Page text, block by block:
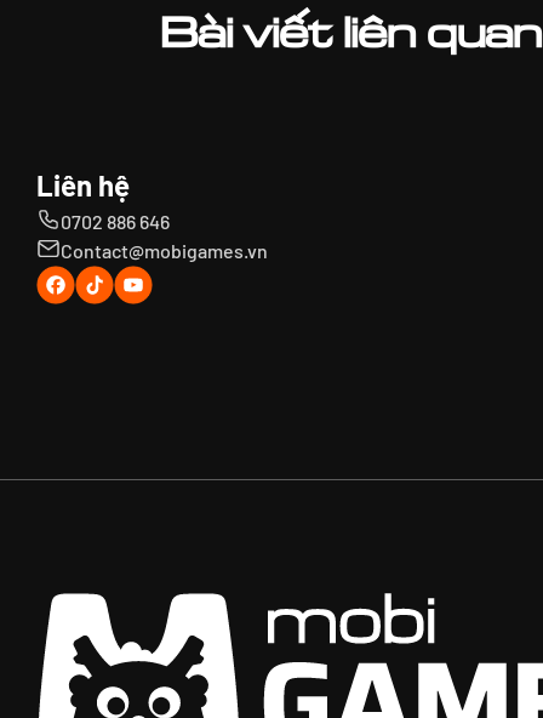
Bài viết liên quan
Liên hệ
0702 886 646
Contact@mobigames.vn